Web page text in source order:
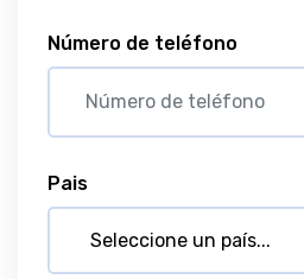
Número de teléfono
Pais